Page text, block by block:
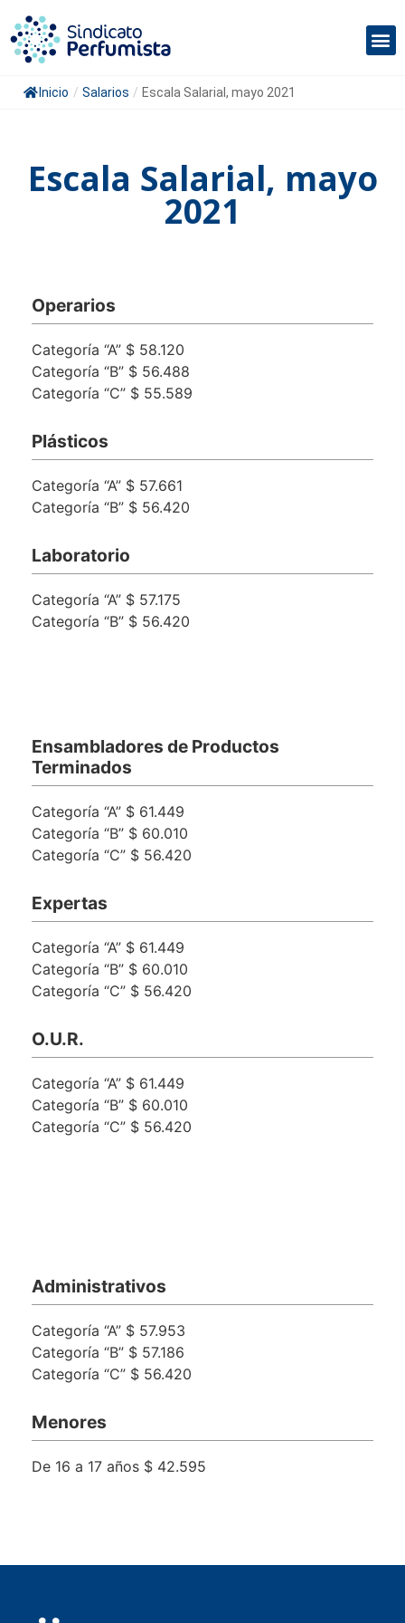
Inicio / Salarios / Escala Salarial, mayo 2021
Escala Salarial, mayo
2021
Operarios
Categoría “A” $ 58.120
Categoría “B” $ 56.488
Categoría “C” $ 55.589
Plásticos
Categoría “A” $ 57.661
Categoría “B” $ 56.420
Laboratorio
Categoría “A” $ 57.175
Categoría “B” $ 56.420
Ensambladores de Productos
Terminados
Categoría “A” $ 61.449
Categoría “B” $ 60.010
Categoría “C” $ 56.420
Expertas
Categoría “A” $ 61.449
Categoría “B” $ 60.010
Categoría “C” $ 56.420
O.U.R.
Categoría “A” $ 61.449
Categoría “B” $ 60.010
Categoría “C” $ 56.420
Administrativos
Categoría “A” $ 57.953
Categoría “B” $ 57.186
Categoría “C” $ 56.420
Menores
De 16 a 17 años $ 42.595